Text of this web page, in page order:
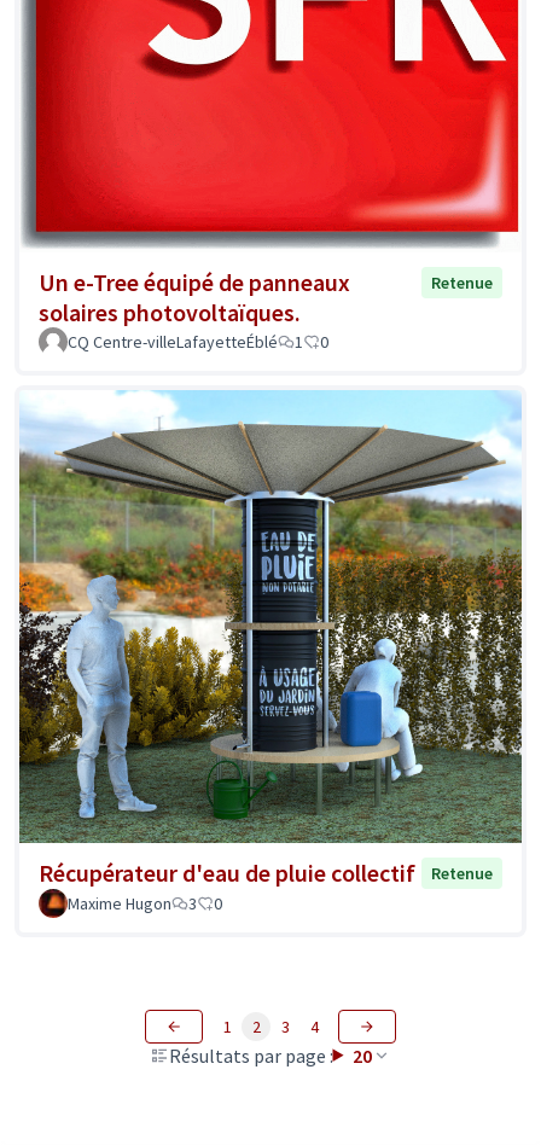
Un e-Tree équipé de panneaux
solaires photovoltaïques.
Retenue
CQ Centre-villeLafayetteÉblé 1 0
Récupérateur d'eau de pluie collectif
Retenue
Maxime Hugon
3 0
Résultats par page : 20
1 2 3 4